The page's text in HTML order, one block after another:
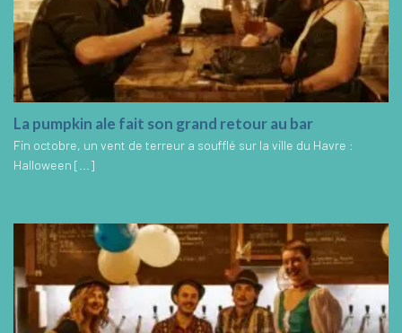
La pumpkin ale fait son grand retour au bar
Fin octobre, un vent de terreur a soufflé sur la ville du Havre :
Halloween [...]